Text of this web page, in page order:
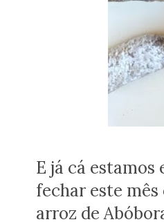
E já cá
fechar este
arroz de